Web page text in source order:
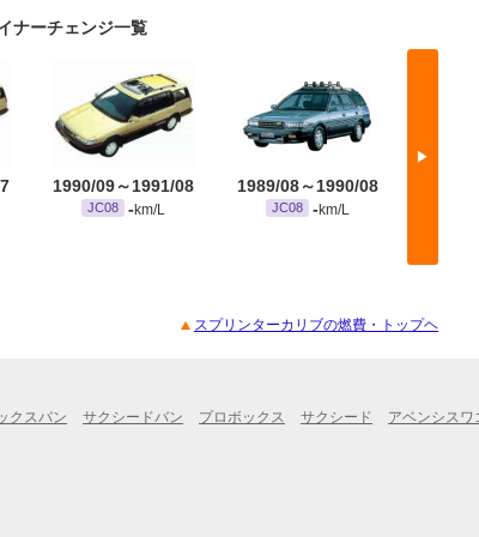
ナーチェンジ一覧
▶
1990/09～1991/08
JC08 - km/L
1989/08～1990/08
JC08 - km/L
スプリンターカリブの燃費・トップヘ
クスバン サクシードバン プロボックス サクシード アベンシスワ